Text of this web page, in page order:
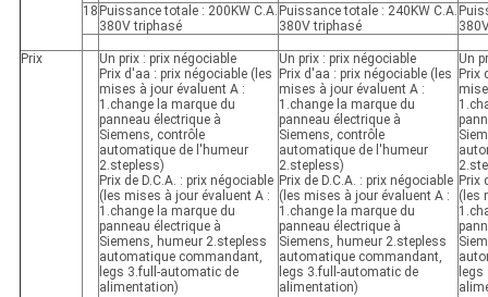
18 Puissance totale : 200KW C.A.
380V triphasé
Puissance totale : 240KW C.A.
380V triphasé
Prix
Un prix : prix négociable
Prix d'aa : prix négociable (les
mises à jour évaluent A :
1.change la marque du
panneau électrique à
Siemens, contrôle
automatique de l'humeur
2.stepless)
Prix de D.C.A. : prix négociable
(les mises à jour évaluent A :
1.change la marque du
panneau électrique à
Siemens, humeur 2.stepless
automatique commandant,
legs 3.full-automatic de
alimentation)
Un prix : prix négociable
Prix d'aa : prix négociable (les
mises à jour évaluent A :
1.change la marque du
panneau électrique à
Siemens, contrôle
automatique de l'humeur
2.stepless)
Prix de D.C.A. : prix négociable
(les mises à jour évaluent A :
1.change la marque du
panneau électrique à
Siemens, humeur 2.stepless
automatique commandant,
legs 3.full-automatic de
alimentation)
Un
Prix
Prix
(les